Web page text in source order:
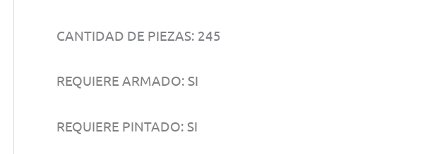
CANTIDAD DE PIEZAS: 245
REQUIERE ARMADO: SI
REQUIERE PINTADO: SI